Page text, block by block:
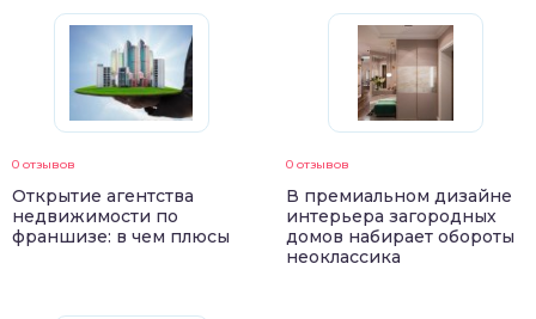
0 отзывов
Открытие агентства
недвижимости по
франшизе: в чем плюсы
0 отзывов
В премиальном дизайне
интерьера загородных
домов набирает обороты
неоклассика